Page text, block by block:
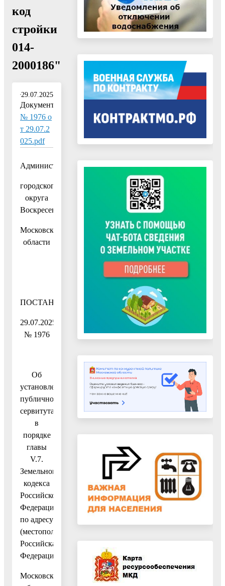
код
стройки
014-
2000186"
29.07.2025
Документ:
№ 1976 о
т 29.07.2
025.pdf
Администрация
городского
округа
Воскресенск
Московской
области
ПОСТАНОВЛЕНИЕ
29.07.2025
№ 1976
Об
установлении
публичного
сервитута
в
порядке
главы
V.7.
Земельного
кодекса
Российской
Федерации
по адресу
(местоположение):
Российская
Федерация,
Московская